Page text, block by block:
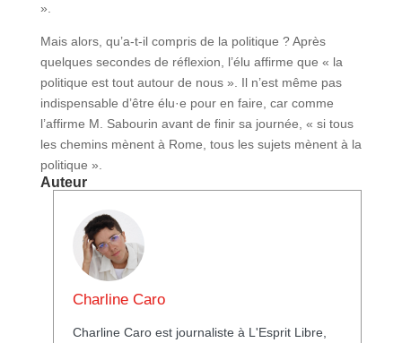
».
Mais alors, qu’a-t-il compris de la politique ? Après
quelques secondes de réflexion, l’élu affirme que « la
politique est tout autour de nous ». Il n’est même pas
indispensable d’être élu·e pour en faire, car comme
l’affirme M. Sabourin avant de finir sa journée, « si tous
les chemins mènent à Rome, tous les sujets mènent à la
politique ».
Auteur
Charline Caro
Charline Caro est journaliste à L'Esprit Libre,